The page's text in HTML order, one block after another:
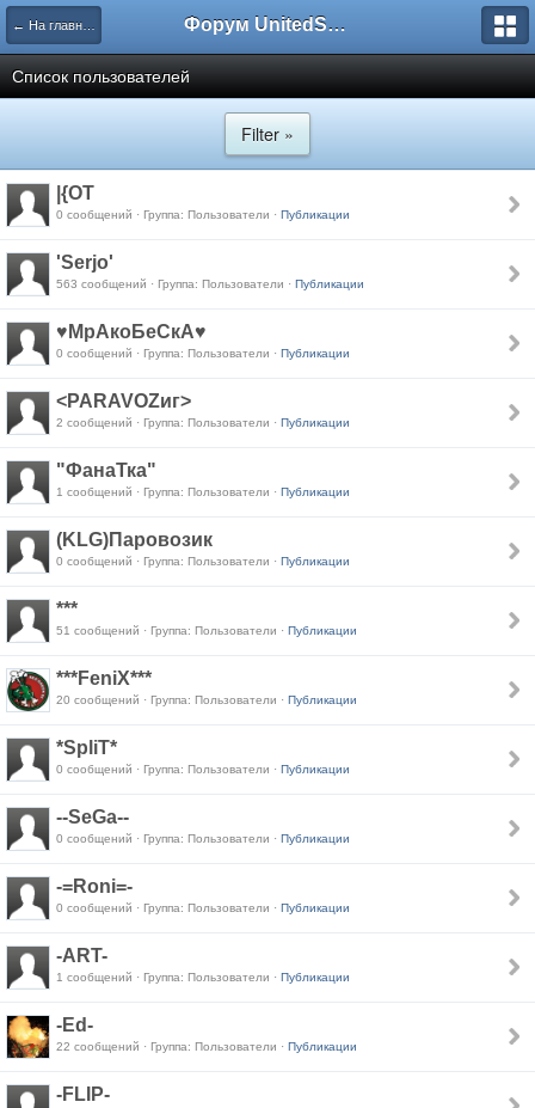
← На главную Форум UnitedSouth
Список пользователей
Filter »
|{OT
0 сообщений · Группа: Пользователи · Публикации
'Serjo'
563 сообщений · Группа: Пользователи · Публикации
♥МрАкоБеСкА♥
0 сообщений · Группа: Пользователи · Публикации
<PARAVOZиг>
2 сообщений · Группа: Пользователи · Публикации
"ФанаТка"
1 сообщений · Группа: Пользователи · Публикации
(KLG)Паровозик
0 сообщений · Группа: Пользователи · Публикации
***
51 сообщений · Группа: Пользователи · Публикации
***FeniX***
20 сообщений · Группа: Пользователи · Публикации
*SpliT*
0 сообщений · Группа: Пользователи · Публикации
--SeGa--
0 сообщений · Группа: Пользователи · Публикации
-=Roni=-
0 сообщений · Группа: Пользователи · Публикации
-ART-
1 сообщений · Группа: Пользователи · Публикации
-Ed-
22 сообщений · Группа: Пользователи · Публикации
-FLIP-